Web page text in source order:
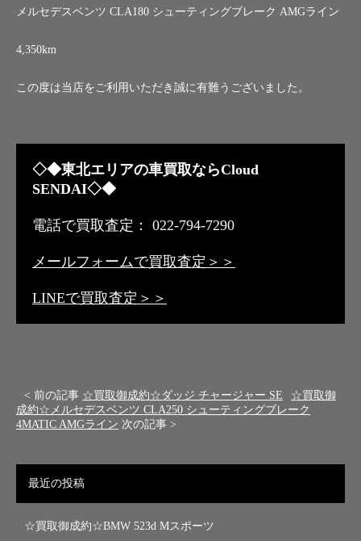
メルセデスベンツ CLA180 シューティングブレーク AMGライン
4,350km
この度は当店をご利用いただき誠に有難うございました。
◇◆東北エリアの車買取ならCloud
SENDAI◇◆
電話で買取査定： 022-794-7290
メールフォームで買取査定＞＞
LINEで買取査定＞＞
< 前の記事 ☆買取御成約☆ダッジ チャージャー SE
☆買取御
成約☆メルセデスベンツ CLA250 シューティングブレーク
4MATIC AMGライン 次の記事 >
最近の投稿
☆買取御成約☆BMW 523d Mスポーツ